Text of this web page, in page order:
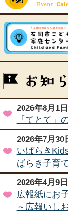
2026年8月1日
「てとて」
2026年7月30
いばらき
ばらき子育
2026年4月9日
広報紙にお
～広報いし